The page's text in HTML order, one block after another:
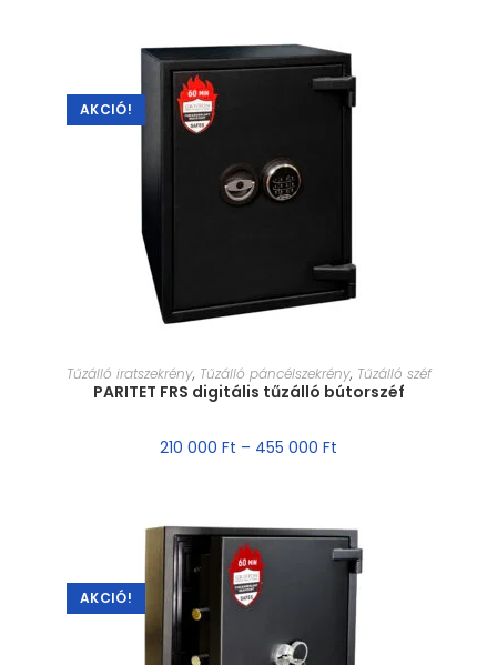
AKCIÓ!
MÉRET VÁLASZTÁSA
Tűzálló iratszekrény, Tűzálló páncélszekrény, Tűzálló széf
PARITET FRS digitális tűzálló bútorszéf
210 000 Ft – 455 000 Ft
AKCIÓ!